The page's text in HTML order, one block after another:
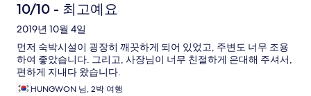
10/10 - 최고예요
2019년 10월 4일
먼저 숙박시설이 굉장히 깨끗하게 되어 있었고, 주변도 너무 조용
하여 좋았습니다. 그리고, 사장님이 너무 친절하게 은대해 주셔서,
편하게 지내다 왔습니다.
HUNGWON 님, 2박 여행